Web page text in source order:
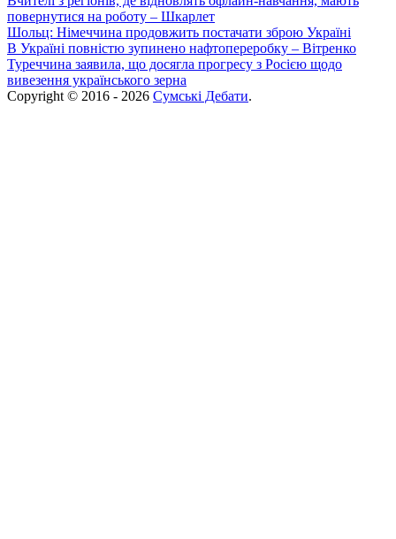
повернутися на роботу – Шкарлет
Шольц: Німеччина продовжить постачати зброю Україні
В Україні повністю зупинено нафтопереробку – Вітренко
Туреччина заявила, що досягла прогресу з Росією щодо
вивезення українського зерна
Copyright © 2016 - 2026 Сумські Дебати.